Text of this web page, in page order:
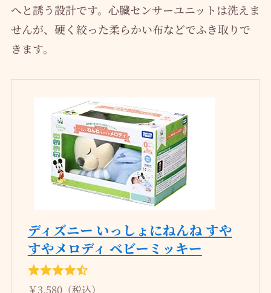
へと誘う設計です。心臓センサーユニットは洗えま
せんが、硬く絞った柔らかい布などでふき取りで
きます。
ディズニー いっしょにねんね すや
すやメロディ ベビーミッキー
￥3,580（税込）